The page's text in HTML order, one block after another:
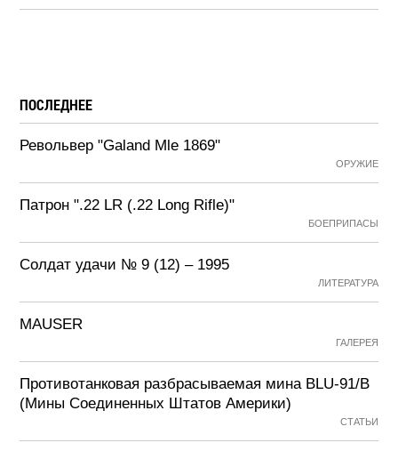
ПОСЛЕДНЕЕ
Револьвер "Galand Mle 1869"
ОРУЖИЕ
Патрон ".22 LR (.22 Long Rifle)"
БОЕПРИПАСЫ
Солдат удачи № 9 (12) – 1995
ЛИТЕРАТУРА
MAUSER
ГАЛЕРЕЯ
Противотанковая разбрасываемая мина BLU-91/B
(Мины Соединенных Штатов Америки)
СТАТЬИ